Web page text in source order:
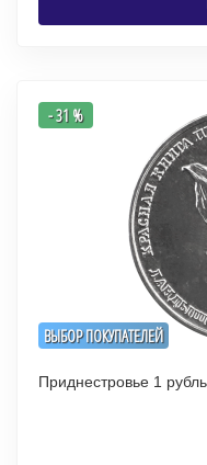
ВЫБОР ПОКУПАТЕЛЕЙ
- 31 %